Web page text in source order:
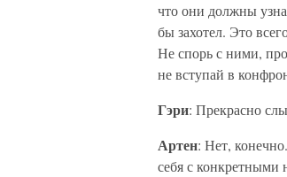
что они должны
бы захотел. Это
Не спорь с ними,
не вступай в
Гэри: Прекрасно
Артен: Нет,
себя с конкретными